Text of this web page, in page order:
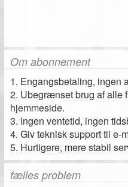
Om abonnement
1. Engangsbetaling, ingen
2. Ubegrænset brug af alle
hjemmeside.
3. Ingen ventetid, ingen
4. Giv teknisk support til e-
5. Hurtigere, mere stabil
fælles problem